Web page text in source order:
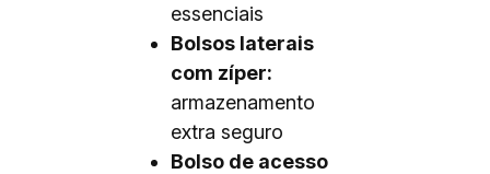
essenciais
Bolsos laterais
com zíper:
armazenamento
extra seguro
Bolso de acesso